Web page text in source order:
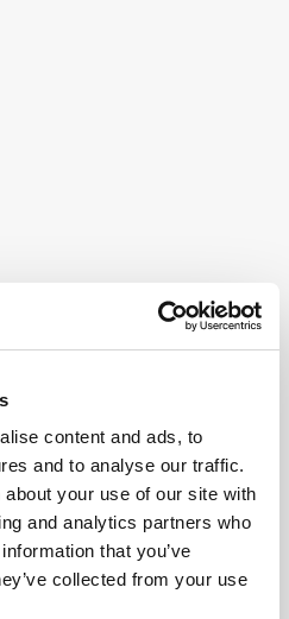
content and ads, to
and to analyse our traffic.
your use of our site with
and analytics partners who
that you’ve
collected from your use